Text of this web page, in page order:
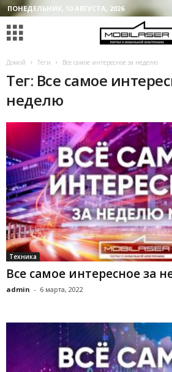
ПОНЕДЕЛЬНИК, 10 АВГУСТА, 2026
Домой Теги Все самое интересное за неделю
Тег: Все самое
неделю
Техника
Все самое интересное за
admin - 6 марта, 2022